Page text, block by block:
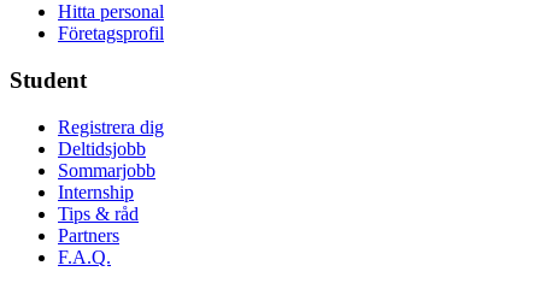
Hitta personal
Företagsprofil
Student
Registrera dig
Deltidsjobb
Sommarjobb
Internship
Tips & råd
Partners
F.A.Q.